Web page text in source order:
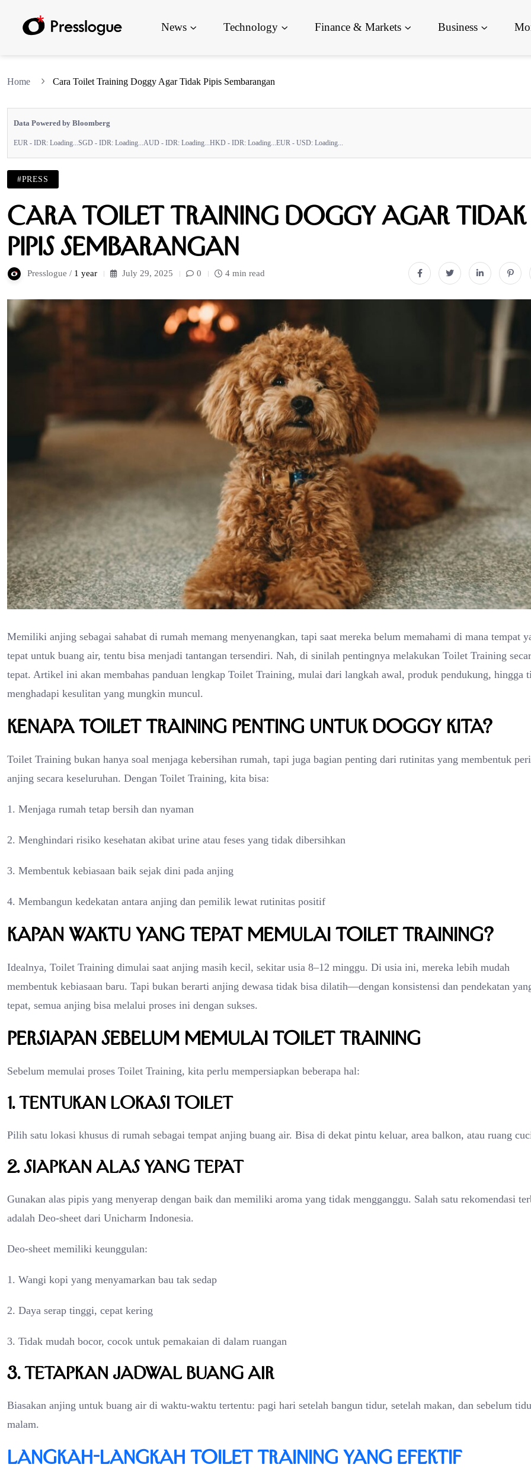
News Technology Finance & Markets Business
Home Cara Toilet Training Doggy Agar Tidak Pipis Sembarangan
Data Powered by Bloomberg
EUR - IDR: Loading...SGD - IDR: Loading...AUD - IDR: Loading...HKD - IDR: Loading...EUR - USD: Loading...
#PRESS
Cara Toilet Training Doggy Agar Tidak
Pipis Sembarangan
Presslogue / 1 year July 29, 2025 0 4 min read
Memiliki anjing sebagai sahabat di rumah memang menyenangkan, tapi saat mereka belum memahami di mana tempat
tepat untuk buang air, tentu bisa menjadi tantangan tersendiri. Nah, di sinilah pentingnya melakukan Toilet Training
tepat. Artikel ini akan membahas panduan lengkap Toilet Training, mulai dari langkah awal, produk pendukung, hingga
menghadapi kesulitan yang mungkin muncul.
Kenapa Toilet Training Penting untuk Doggy Kita?
Toilet Training bukan hanya soal menjaga kebersihan rumah, tapi juga bagian penting dari rutinitas yang membentuk
anjing secara keseluruhan. Dengan Toilet Training, kita bisa:
1. Menjaga rumah tetap bersih dan nyaman
2. Menghindari risiko kesehatan akibat urine atau feses yang tidak dibersihkan
3. Membentuk kebiasaan baik sejak dini pada anjing
4. Membangun kedekatan antara anjing dan pemilik lewat rutinitas positif
Kapan Waktu yang Tepat Memulai Toilet Training?
Idealnya, Toilet Training dimulai saat anjing masih kecil, sekitar usia 8–12 minggu. Di usia ini, mereka lebih mudah
membentuk kebiasaan baru. Tapi bukan berarti anjing dewasa tidak bisa dilatih—dengan konsistensi dan pendekatan
tepat, semua anjing bisa melalui proses ini dengan sukses.
Persiapan Sebelum Memulai Toilet Training
Sebelum memulai proses Toilet Training, kita perlu mempersiapkan beberapa hal:
1. Tentukan Lokasi Toilet
Pilih satu lokasi khusus di rumah sebagai tempat anjing buang air. Bisa di dekat pintu keluar, area balkon, atau ruang
2. Siapkan Alas yang Tepat
Gunakan alas pipis yang menyerap dengan baik dan memiliki aroma yang tidak mengganggu. Salah satu rekomendasi
adalah Deo-sheet dari Unicharm Indonesia.
Deo-sheet memiliki keunggulan:
1. Wangi kopi yang menyamarkan bau tak sedap
2. Daya serap tinggi, cepat kering
3. Tidak mudah bocor, cocok untuk pemakaian di dalam ruangan
3. Tetapkan Jadwal Buang Air
Biasakan anjing untuk buang air di waktu-waktu tertentu: pagi hari setelah bangun tidur, setelah makan, dan sebelum
malam.
Langkah-Langkah Toilet Training yang Efektif